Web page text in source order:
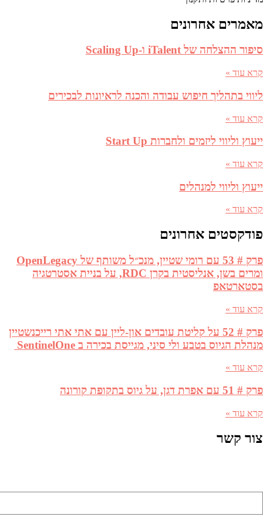
מאמרים אחרונים
סיפור ההצלחה של iTalent ו-Scaling Up
קרא עוד »
ליווי בתהליך חיפוש עבודה והכנה לראיונות לבכירים
קרא עוד »
ייעוץ וליווי ליזמים ולחברות Start Up
קרא עוד »
ייעוץ וליווי למנהלים
קרא עוד »
פודקסטים אחרונים
פרק # 53 עם רומי שטיין, מנכ״ל משותף של OpenLegacy
ומרים בשן, אנליסטית בקרן RDC, על בניית אסטרטגיה
בסטארטאפ
קרא עוד »
פרק # 52 על קליטת עובדים און-ליין עם אתי אתי רייכנשטיין
מנהלת הגיוס בטבע ולי סיני, מגייסת בכירה ב SentinelOne
קרא עוד »
פרק # 51 עם אפרת דגן, על גיוס בתקופת קורונה
קרא עוד »
צור קשר